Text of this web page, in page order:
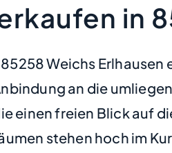
in
Weichs
an die
einen freien Blick
stehen hoch im